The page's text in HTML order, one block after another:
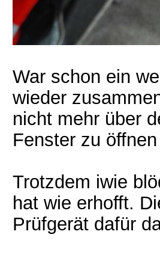
War schon ein
wieder
nicht mehr über
Fenster zu öffnen
Trotzdem iwie
hat wie erhofft.
Prüfgerät dafür